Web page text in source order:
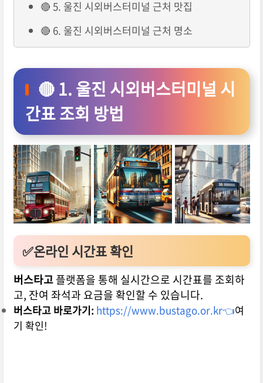
🔴 5. 울진 시외버스터미널 근처 맛집
🔴 6. 울진 시외버스터미널 근처 명소
🔴 1. 울진 시외버스터미널 시
간표 조회 방법
✅온라인 시간표 확인
버스타고플랫폼을 통해 실시간으로 시간표를 조회하
고, 잔여 좌석과 요금을 확인할 수 있습니다.
버스타고 바로가기: https://www.bustago.or.kr👈여
기 확인!